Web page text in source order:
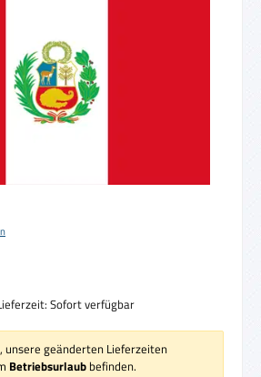
Sofort verfügbar
unsere geänderten Lieferzeiten
Betriebsurlaub befinden.